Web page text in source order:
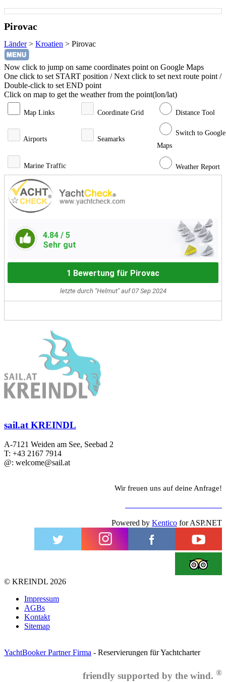
Pirovac
Länder> Kroatien > Pirovac
Now click to jump on same coordinates point on Google Maps
One click to set START position / Next click to set next route point /
Double-click to set END point
Click on map to get the weather from the point(lon/lat)
Map Links Coordinate Grid Distance Tool
Airports Seamarks
Switch to Google
Maps
Marine Traffic Weather Report
4.84 / 5
Sehr gut
1 Bewertung für Pirovac
letzte durch "Helmut" auf 07 Sep 2024
sail.at KREINDL
A-7121 Weiden am See, Seebad 2
T: +43 2167 7914
@: welcome@sail.at
Wir freuen uns auf deine Anfrage!
Powered by Kentico for ASP.NET
© KREINDL 2026
Impressum
AGBs
Kontakt
Sitemap
YachtBooker Partner Firma - Reservierungen für Yachtcharter
friendly supported by the wind. ®